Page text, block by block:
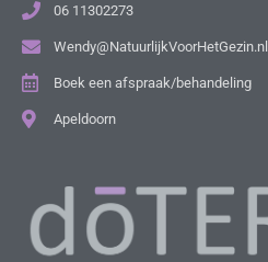
06 11302273
Wendy@NatuurlijkVoorHetGezin.nl
Boek een afspraak/behandeling
Apeldoorn